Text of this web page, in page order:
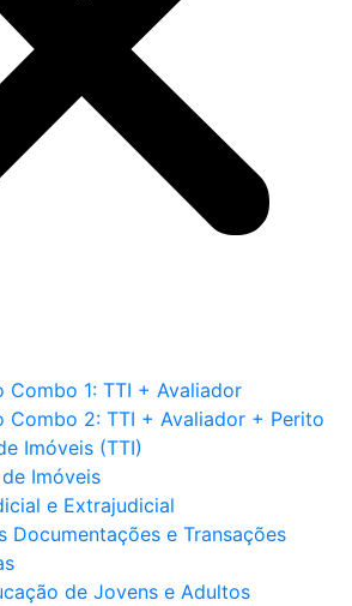
Combo 1: TTI + Avaliador
Combo 2: TTI + Avaliador + Perito
Imóveis (TTI)
Imóveis
e Extrajudicial
Documentações e Transações
de Jovens e Adultos